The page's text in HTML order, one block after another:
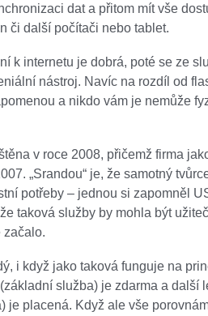
dat a přitom mít vše
či další počítači nebo tablet.
k internetu je dobrá, poté se ze
nástroj. Navíc na rozdíl od
a nikdo vám je nemůže
v roce 2008, přičemž firma
„Srandou“ je, že samotný
potřeby – jednou si zapomněl
taková služby by mohla být
začalo.
i když jako taková funguje na
služba) je zdarma a další
je placená. Když ale vše